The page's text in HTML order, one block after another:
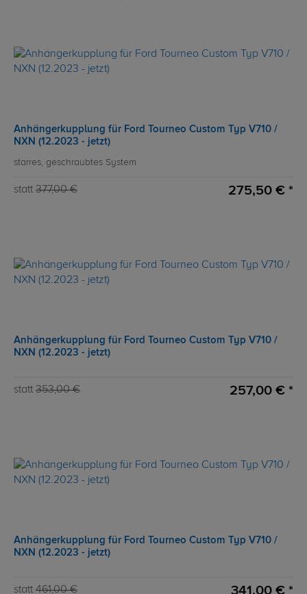
Anhängerkupplung für Ford Tourneo Custom Typ V710 /
NXN (12.2023 - jetzt)
starres, geschraubtes System
statt 377,00 € 275,50 € *
Anhängerkupplung für Ford Tourneo Custom Typ V710 /
NXN (12.2023 - jetzt)
statt 353,00 € 257,00 € *
Anhängerkupplung für Ford Tourneo Custom Typ V710 /
NXN (12.2023 - jetzt)
statt 461,00 € 341,00 € *